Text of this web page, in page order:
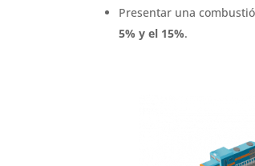
Presentar una
5% y el 15%.